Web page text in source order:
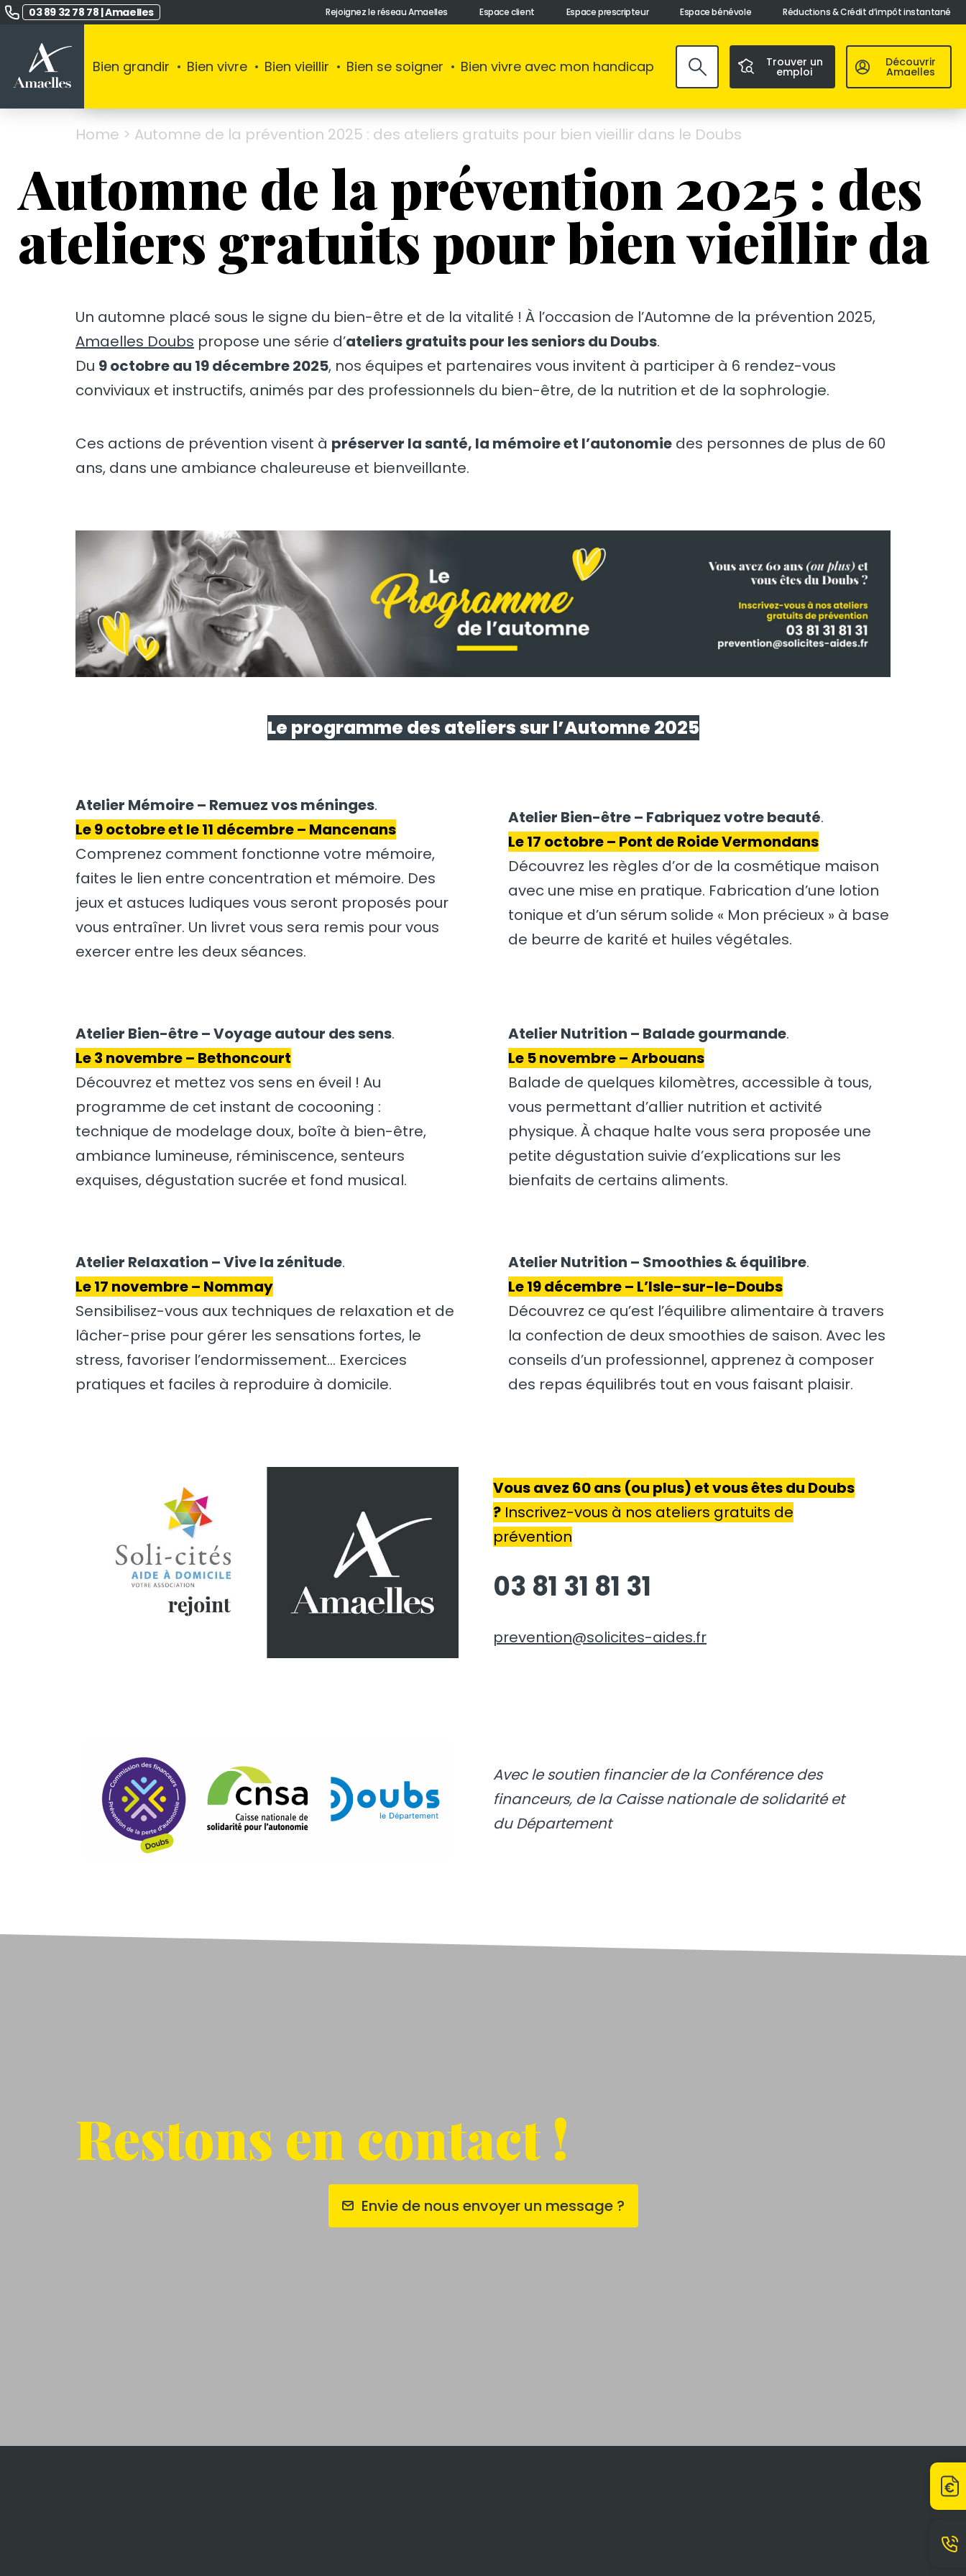
03 89 32 78 78 |Amaelles Rejoignez le réseau Amaelles Espace client Espace prescripteur Espace bénévole Réductions & Crédit d’impôt instantané
Bien grandir Bien vivre Bien vieillir Bien se soigner Bien vivre avec mon handicap Trouver un
emploi
Découvrir
Amaelles
Valider
Home > Automne de la prévention 2025 : des ateliers gratuits pour bien vieillir dans le Doubs
Automne de la prévention 2025 : des
ateliers gratuits pour bien vieillir da
Un automne placé sous le signe du bien-être et de la vitalité ! À l’occasion de l’Automne de la prévention 2025,
Amaelles Doubs propose une série d’ateliers gratuits pour les seniors du Doubs.
Du 9 octobre au 19 décembre 2025, nos équipes et partenaires vous invitent à participer à 6 rendez-vous
conviviaux et instructifs, animés par des professionnels du bien-être, de la nutrition et de la sophrologie.
Ces actions de prévention visent à préserver la santé, la mémoire et l’autonomie des personnes de plus de 60
ans, dans une ambiance chaleureuse et bienveillante.
Le programme des ateliers sur l’Automne 2025
Atelier Mémoire – Remuez vos méninges.
Le 9 octobre et le 11 décembre – Mancenans
Comprenez comment fonctionne votre mémoire,
faites le lien entre concentration et mémoire. Des
jeux et astuces ludiques vous seront proposés pour
vous entraîner. Un livret vous sera remis pour vous
exercer entre les deux séances.
Atelier Bien-être – Fabriquez votre beauté.
Le 17 octobre – Pont de Roide Vermondans
Découvrez les règles d’or de la cosmétique maison
avec une mise en pratique. Fabrication d’une lotion
tonique et d’un sérum solide « Mon précieux » à base
de beurre de karité et huiles végétales.
Atelier Bien-être – Voyage autour des sens.
Le 3 novembre – Bethoncourt
Découvrez et mettez vos sens en éveil ! Au
programme de cet instant de cocooning :
technique de modelage doux, boîte à bien-être,
ambiance lumineuse, réminiscence, senteurs
exquises, dégustation sucrée et fond musical.
Atelier Nutrition – Balade gourmande.
Le 5 novembre – Arbouans
Balade de quelques kilomètres, accessible à tous,
vous permettant d’allier nutrition et activité
physique. À chaque halte vous sera proposée une
petite dégustation suivie d’explications sur les
bienfaits de certains aliments.
Atelier Relaxation – Vive la zénitude.
Le 17 novembre – Nommay
Sensibilisez-vous aux techniques de relaxation et de
lâcher-prise pour gérer les sensations fortes, le
stress, favoriser l’endormissement… Exercices
pratiques et faciles à reproduire à domicile.
Atelier Nutrition – Smoothies & équilibre.
Le 19 décembre – L’Isle-sur-le-Doubs
Découvrez ce qu’est l’équilibre alimentaire à travers
la confection de deux smoothies de saison. Avec les
conseils d’un professionnel, apprenez à composer
des repas équilibrés tout en vous faisant plaisir.
Vous avez 60 ans (ou plus) et vous êtes du Doubs
? Inscrivez-vous à nos ateliers gratuits de
prévention
03 81 31 81 31
prevention@solicites-aides.fr
Avec le soutien financier de la Conférence des
financeurs, de la Caisse nationale de solidarité et
du Département
Restons en contact !
Envie de nous envoyer un message ?